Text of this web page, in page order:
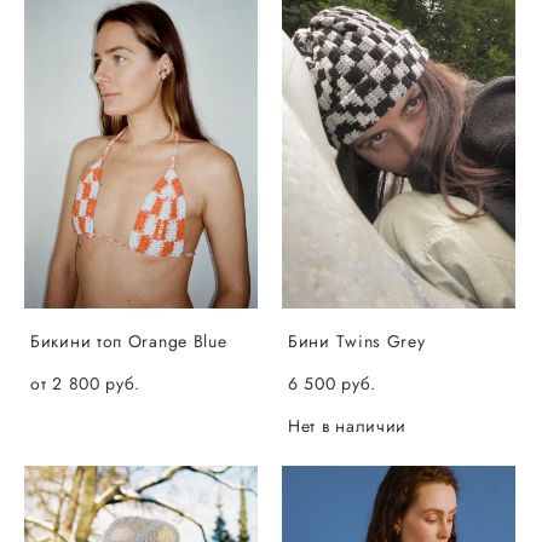
Бикини топ Orange Blue
от 2 800 pуб.
Бини Twins Grey
6 500 pуб.
Нет в наличии